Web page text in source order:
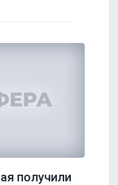
получили